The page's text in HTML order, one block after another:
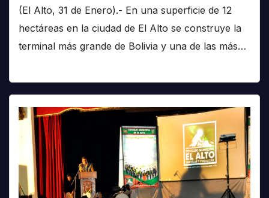
(El Alto, 31 de Enero).- En una superficie de 12
hectáreas en la ciudad de El Alto se construye la
terminal más grande de Bolivia y una de las más…